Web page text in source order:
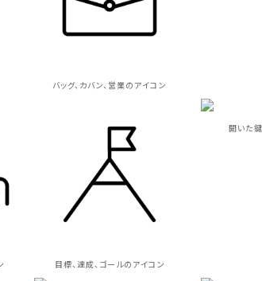
バッグ、カバン、営業のアイコン
目標、達成、ゴールのアイコン
開いた